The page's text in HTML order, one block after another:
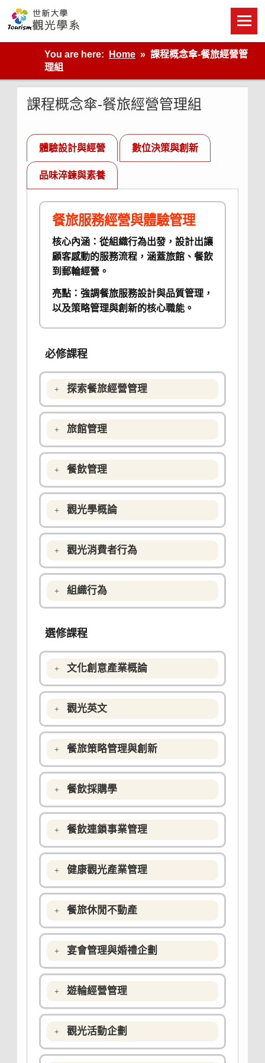
content
世新大學觀光學系網站
You are here:
Home
課程概念傘-餐旅經營管
理組
課程概念傘-餐旅經營管理組
體驗設計與經營 數位決策與創新
品味淬鍊與素養
餐旅服務經營與體驗管理
核心內涵：從組織行為出發，設計出讓
顧客感動的服務流程，涵蓋旅館、餐飲
到郵輪經營。
亮點：強調餐旅服務設計與品質管理，
以及策略管理與創新的核心職能。
必修課程
探索餐旅經營管理
旅館管理
餐飲管理
觀光學概論
觀光消費者行為
組織行為
選修課程
文化創意產業概論
觀光英文
餐旅策略管理與創新
餐飲採購學
餐飲連鎖事業管理
健康觀光產業管理
餐旅休閒不動產
宴會管理與婚禮企劃
遊輪經營管理
觀光活動企劃